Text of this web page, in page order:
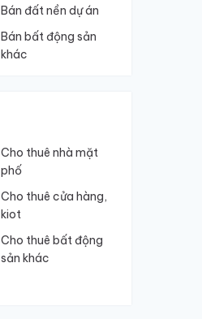
Bán đất nền dự án
Bán bất động sản
khác
Cho thuê nhà mặt
phố
Cho thuê cửa hàng,
kiot
Cho thuê bất động
sản khác